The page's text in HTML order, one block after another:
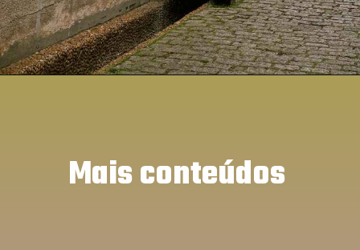
Mais conteúdos